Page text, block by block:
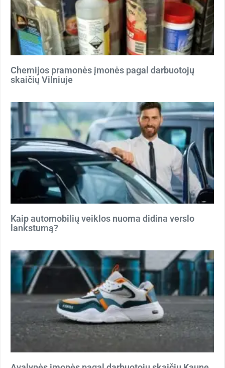
Chemijos pramonės įmonės pagal darbuotojų
skaičių Vilniuje
Kaip automobilių veiklos nuoma didina verslo
lankstumą?